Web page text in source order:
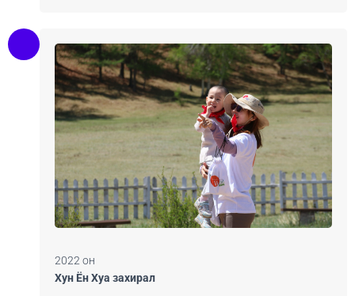
2022 он
Хун Ён Хуа захирал